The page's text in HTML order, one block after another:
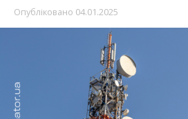
Опубліковано 04.01.2025